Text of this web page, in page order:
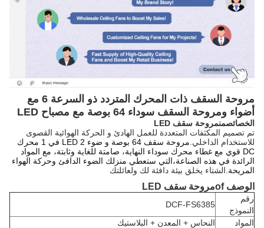
مروحة السقف ذات المحرك المتردد ذو السرعة 6 مع
أضواء ومروحة السقف سوداء 64 بوصة مع مصباح LED
الخصائصمنمروحة سقف LED
تم تصميم المكثفات المتعددة للعمل الهادئ و الحركة الهوائية القصوى
للاستخدام الداخلي.
مروحة سقف 64 بوصة و ضوء LED 2 في 1 محرك
DC قوي مع غطاء محرك سوداء النهاية، صامتة للغاية وثابتة، مع المواد
الرائدة في هذه الصناعة،التي ستعطي منزلك الضوء الدافئ وحركة الهواء
المريحة.الشتاء يخلق بيئة دافئة لك ولعائلتك
الوصف o f مروحة سقف LED
رقم
النموذج
DCF-FS6385
المواد
النحاس + المعدن + البلاستيك